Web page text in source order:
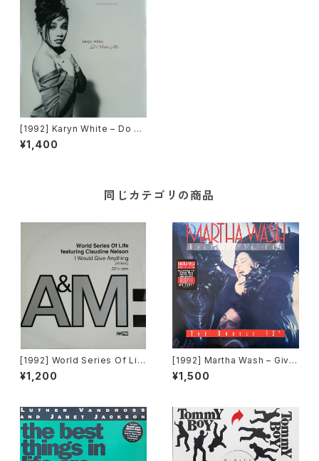
[1992] Karyn White – Do Un
to Me / Walkin' The Dog
[Warner Bros. Records]
¥1,400
同じカテゴリの商品
[1992] World Series Of Lif
e Featuring Claudine Nels
on – I Would Give Anything
¥1,200
[1992] Martha Wash – Give
It To You [RCA][2枚組]
¥1,500